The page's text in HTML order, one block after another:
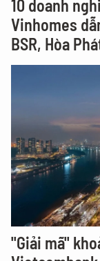
10 doanh
Vinhomes
BSR, Hòa
"Giải mã"